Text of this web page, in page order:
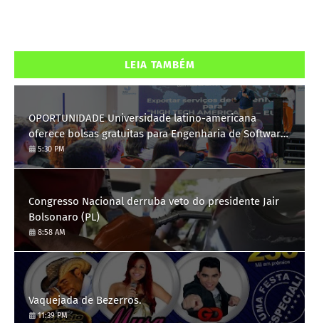
LEIA TAMBÉM
OPORTUNIDADE Universidade latino-americana
oferece bolsas gratuitas para Engenharia de Software;
saiba como se candidatar
5:30 PM
Congresso Nacional derruba veto do presidente Jair
Bolsonaro (PL)
8:58 AM
Vaquejada de Bezerros.
11:39 PM